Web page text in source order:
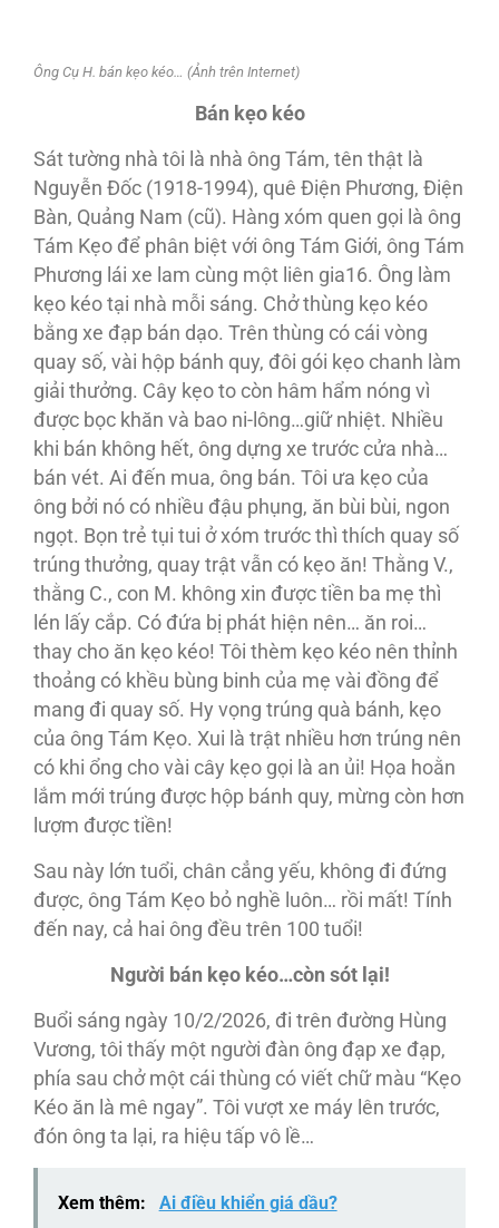
Ông Cụ H. bán kẹo kéo… (Ảnh trên Internet)
Bán kẹo kéo
Sát tường nhà tôi là nhà ông Tám, tên thật là
Nguyễn Đốc (1918-1994), quê Điện Phương, Điện
Bàn, Quảng Nam (cũ). Hàng xóm quen gọi là ông
Tám Kẹo để phân biệt với ông Tám Giới, ông Tám
Phương lái xe lam cùng một liên gia16. Ông làm
kẹo kéo tại nhà mỗi sáng. Chở thùng kẹo kéo
bằng xe đạp bán dạo. Trên thùng có cái vòng
quay số, vài hộp bánh quy, đôi gói kẹo chanh làm
giải thưởng. Cây kẹo to còn hâm hẩm nóng vì
được bọc khăn và bao ni-lông…giữ nhiệt. Nhiều
khi bán không hết, ông dựng xe trước cửa nhà…
bán vét. Ai đến mua, ông bán. Tôi ưa kẹo của
ông bởi nó có nhiều đậu phụng, ăn bùi bùi, ngon
ngọt. Bọn trẻ tụi tui ở xóm trước thì thích quay số
trúng thưởng, quay trật vẫn có kẹo ăn! Thằng V.,
thằng C., con M. không xin được tiền ba mẹ thì
lén lấy cắp. Có đứa bị phát hiện nên… ăn roi…
thay cho ăn kẹo kéo! Tôi thèm kẹo kéo nên thỉnh
thoảng có khều bùng binh của mẹ vài đồng để
mang đi quay số. Hy vọng trúng quà bánh, kẹo
của ông Tám Kẹo. Xui là trật nhiều hơn trúng nên
có khi ổng cho vài cây kẹo gọi là an ủi! Họa hoằn
lắm mới trúng được hộp bánh quy, mừng còn hơn
lượm được tiền!
Sau này lớn tuổi, chân cẳng yếu, không đi đứng
được, ông Tám Kẹo bỏ nghề luôn… rồi mất! Tính
đến nay, cả hai ông đều trên 100 tuổi!
Người bán kẹo kéo…còn sót lại!
Buổi sáng ngày 10/2/2026, đi trên đường Hùng
Vương, tôi thấy một người đàn ông đạp xe đạp,
phía sau chở một cái thùng có viết chữ màu “Kẹo
Kéo ăn là mê ngay”. Tôi vượt xe máy lên trước,
đón ông ta lại, ra hiệu tấp vô lề…
Xem thêm: Ai điều khiển giá dầu?